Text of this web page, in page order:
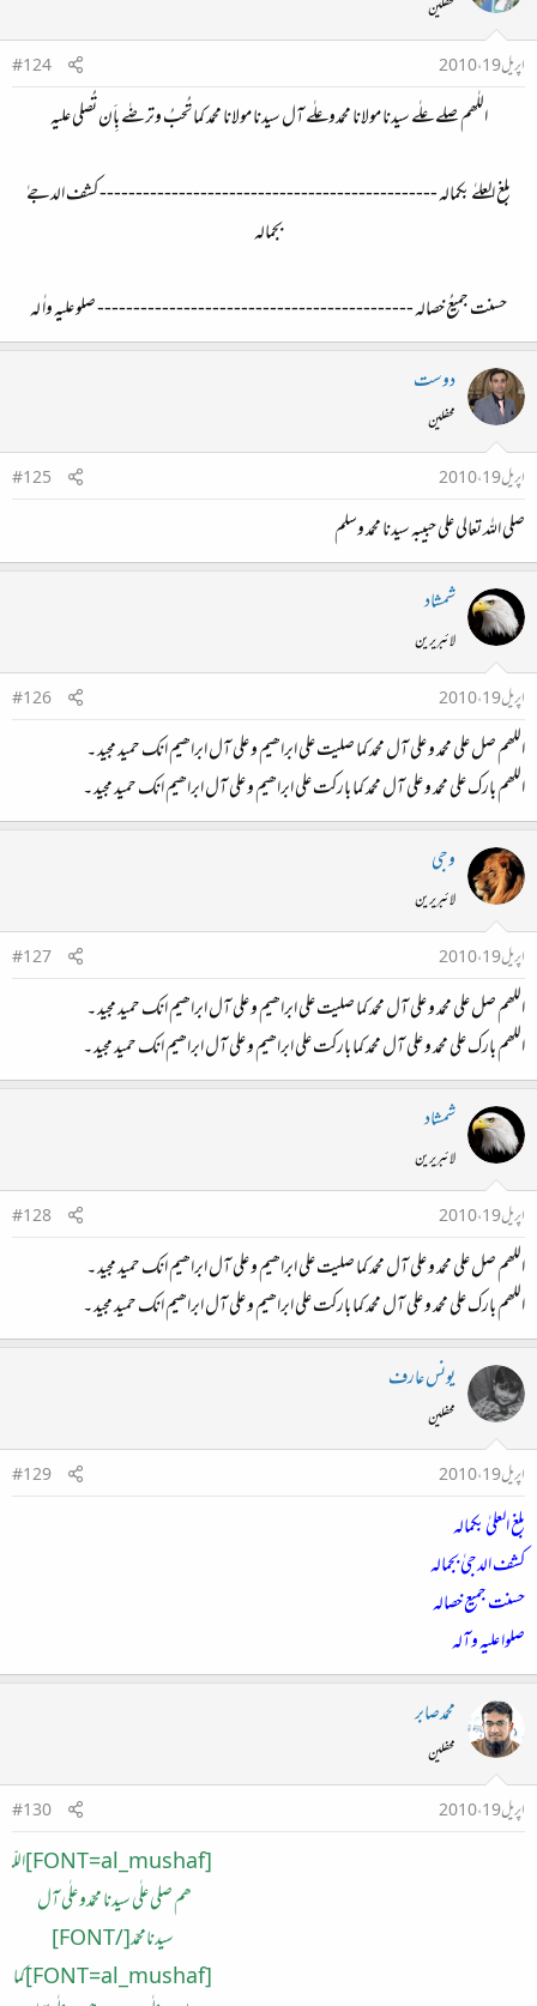
محفلین
اپریل 19، 2010
#124
اللٰھم صلے علٰے سیدنا مولانا محمدوعلٰے آل سیدنا مولانا محمد کما تُحبُ وترضٰے بِاَن تُصلی علیہ
بلغ العلےٰ بکمالہ ----------------------------------------------- کشف الدجےٰ
بجمالہ
حسنت جمیعُ خصالہ -------------------------------------------- صلو علیہِ واٰ لہ​
دوست
محفلین
اپریل 19، 2010
#125
صلی اللہ تعالی علی حبیبہ سیدنا محمد وسلم
شمشاد
لائبریرین
اپریل 19، 2010
#126
اللھم صل علی محمد و علی آل محمد کما صلیت علی ابراھیم و علی آل ابراھیم انک حمید مجید ۔
اللھم بارک علی محمد و علی آل محمد کما بارکت علی ابراھیم و علی آل ابراھیم انک حمید مجید ۔
وجی
لائبریرین
اپریل 19، 2010
#127
اللھم صل علی محمد و علی آل محمد کما صلیت علی ابراھیم و علی آل ابراھیم انک حمید مجید ۔
اللھم بارک علی محمد و علی آل محمد کما بارکت علی ابراھیم و علی آل ابراھیم انک حمید مجید ۔
شمشاد
لائبریرین
اپریل 19، 2010
#128
اللھم صل علی محمد و علی آل محمد کما صلیت علی ابراھیم و علی آل ابراھیم انک حمید مجید ۔
اللھم بارک علی محمد و علی آل محمد کما بارکت علی ابراھیم و علی آل ابراھیم انک حمید مجید ۔
یونس عارف
محفلین
اپریل 19، 2010
#129
بلغ العلیٰ بکمالہ
کشف الدجیٰ بجمالہ
حسنت جمیع خصالہ
صلوا علیہ وآلہ
محمدصابر
محفلین
اپریل 19، 2010
#130
[FONT=al_mushaf]اللّ
ھم صلی علٰی سیدنا محمّدو علٰی آل
سیدنامحمّد[/FONT]
[FONT=al_mushaf]کما